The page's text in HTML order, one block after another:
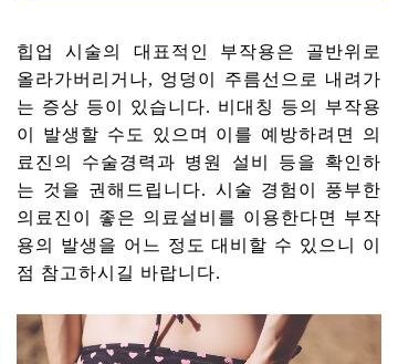
힙업 시술의 대표적인 부작용은 골반위로
올라가버리거나, 엉덩이 주름선으로 내려가
는 증상 등이 있습니다. 비대칭 등의 부작용
이 발생할 수도 있으며 이를 예방하려면 의
료진의 수술경력과 병원 설비 등을 확인하
는 것을 권해드립니다. 시술 경험이 풍부한
의료진이 좋은 의료설비를 이용한다면 부작
용의 발생을 어느 정도 대비할 수 있으니 이
점 참고하시길 바랍니다.